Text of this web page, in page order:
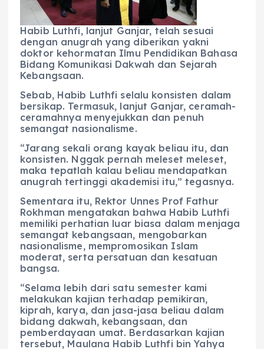
Habib Luthfi, lanjut Ganjar, telah sesuai
dengan anugrah yang diberikan yakni
doktor kehormatan Ilmu Pendidikan Bahasa
Bidang Komunikasi Dakwah dan Sejarah
Kebangsaan.
Sebab, Habib Luthfi selalu konsisten dalam
bersikap. Termasuk, lanjut Ganjar, ceramah-
ceramahnya menyejukkan dan penuh
semangat nasionalisme.
“Jarang sekali orang kayak beliau itu, dan
konsisten. Nggak pernah meleset meleset,
maka tepatlah kalau beliau mendapatkan
anugrah tertinggi akademisi itu,” tegasnya.
Sementara itu, Rektor Unnes Prof Fathur
Rokhman mengatakan bahwa Habib Luthfi
memiliki perhatian luar biasa dalam menjaga
semangat kebangsaan, mengobarkan
nasionalisme, mempromosikan Islam
moderat, serta persatuan dan kesatuan
bangsa.
“Selama lebih dari satu semester kami
melakukan kajian terhadap pemikiran,
kiprah, karya, dan jasa-jasa beliau dalam
bidang dakwah, kebangsaan, dan
pemberdayaan umat. Berdasarkan kajian
tersebut, Maulana Habib Luthfi bin Yahya